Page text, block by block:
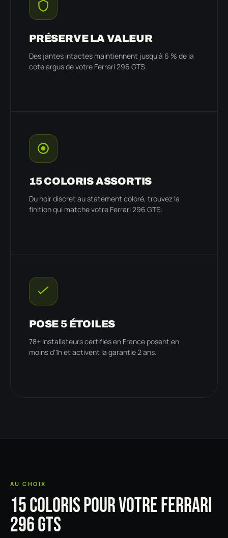
PRÉSERVE LA VALEUR
Des jantes intactes maintiennent jusqu'à 6 % de la
cote argus de votre Ferrari 296 GTS.
15 COLORIS ASSORTIS
Du noir discret au statement coloré, trouvez la
finition qui matche votre Ferrari 296 GTS.
POSE 5 ÉTOILES
78+ installateurs certifiés en France posent en
moins d'1h et activent la garantie 2 ans.
AU CHOIX
15 COLORIS POUR VOTRE FERRARI
296 GTS